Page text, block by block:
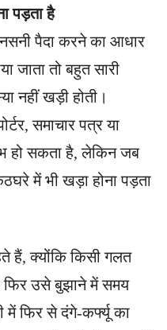
पड़ता है
पैदा करने का आधार
जाता तो बहुत सारी
नहीं खड़ी होती।
समाचार पत्र या
हो सकता है, लेकिन जब
में भी खड़ा होना पड़ता
हैं, क्योंकि किसी गलत
उसे बुझाने में समय
में फिर से दंगे-कर्फ्यू का